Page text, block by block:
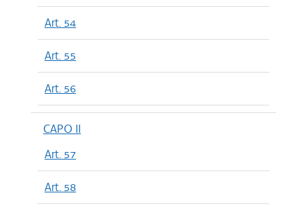
Art. 54
Art. 55
Art. 56
CAPO II
Art. 57
Art. 58